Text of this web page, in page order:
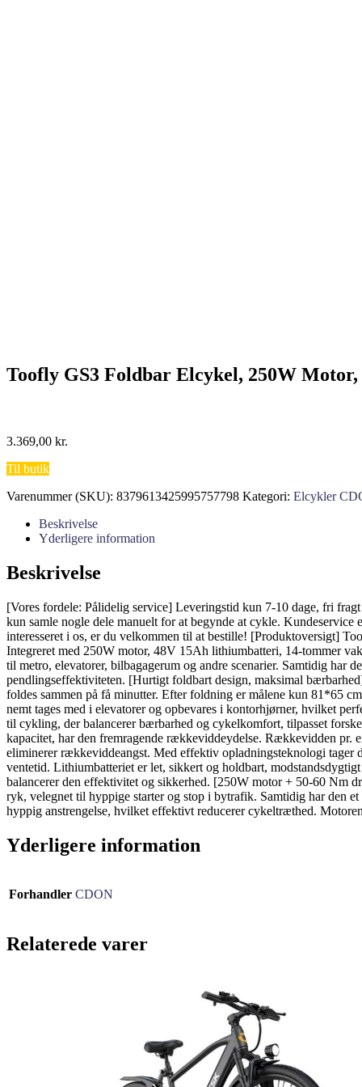
Toofly GS3 Foldbar Elcykel, 250W
3.369,00 kr.
Til butik
Varenummer (SKU): 8379613425995757798 Kategori: Elcykler
Beskrivelse
Yderligere information
Beskrivelse
[Vores fordele: Pålidelig service] Leveringstid kun 7-10 dage, fri
kun samle nogle dele manuelt for at begynde at cykle.
interesseret i os, er du velkommen til at bestille! [Produktoversigt]
Integreret med 250W motor, 48V 15Ah lithiumbatteri, 14-tommer
til metro, elevatorer, bilbagagerum og andre scenarier. Samtidig
pendlingseffektiviteten. [Hurtigt foldbart design, maksimal
foldes sammen på få minutter. Efter foldning er målene kun 81*65
nemt tages med i elevatorer og opbevares i kontorhjørner, hvilket
til cykling, der balancerer bærbarhed og cykelkomfort, tilpasset
kapacitet, har den fremragende rækkeviddeydelse. Rækkevidden
eliminerer rækkeviddeangst. Med effektiv opladningsteknologi tager
ventetid. Lithiumbatteriet er let, sikkert og holdbart,
balancerer den effektivitet og sikkerhed. [250W motor + 50-60 Nm
ryk, velegnet til hyppige starter og stop i bytrafik. Samtidig har den
hyppig anstrengelse, hvilket effektivt reducerer cykeltræthed.
Yderligere information
Forhandler CDON
Relaterede varer